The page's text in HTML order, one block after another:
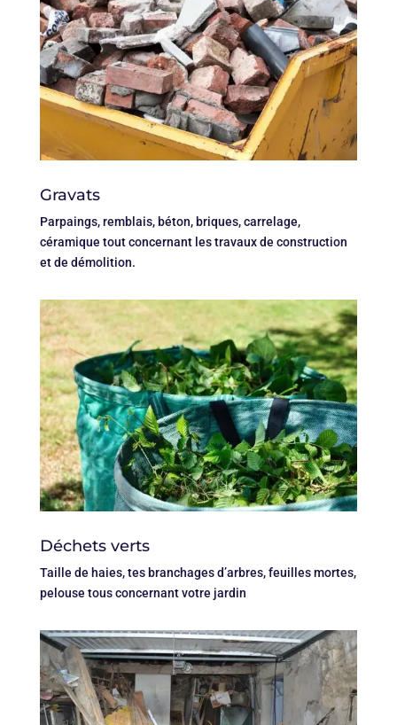
Gravats
Parpaings, remblais, béton, briques, carrelage,
céramique tout concernant les travaux de construction
et de démolition.
Déchets verts
Taille de haies, tes branchages d’arbres, feuilles mortes,
pelouse tous concernant votre jardin